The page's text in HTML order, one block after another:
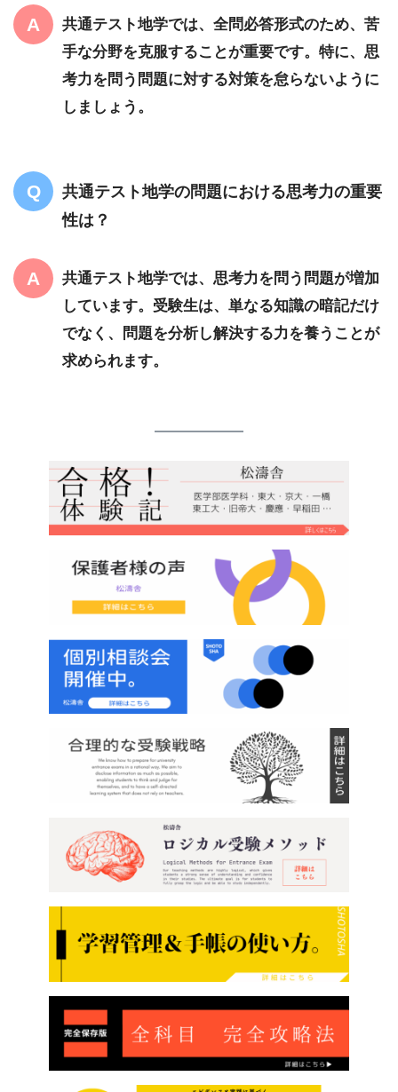
共通テスト地学では、全問必答形式のため、苦
手な分野を克服することが重要です。特に、思
考力を問う問題に対する対策を怠らないように
しましょう。
共通テスト地学の問題における思考力の重要
性は？
共通テスト地学では、思考力を問う問題が増加
しています。受験生は、単なる知識の暗記だけ
でなく、問題を分析し解決する力を養うことが
求められます。